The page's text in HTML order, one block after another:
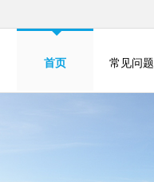
首页 常见问题